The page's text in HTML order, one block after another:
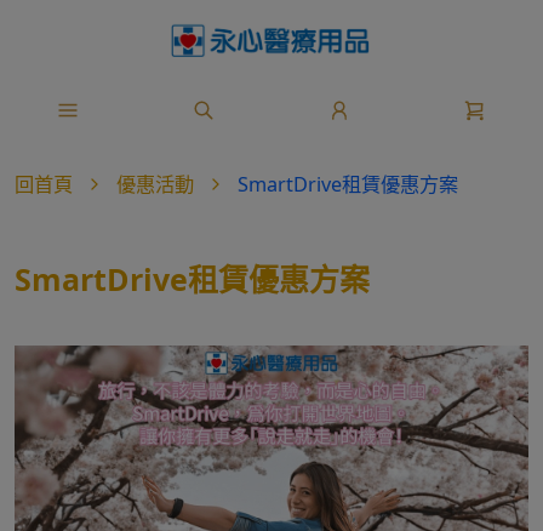
回首頁 優惠活動 SmartDrive租賃優惠方案
SmartDrive租賃優惠方案